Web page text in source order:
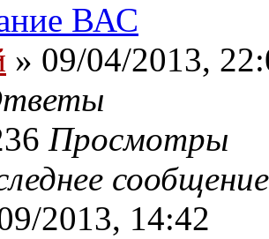
ВАС
» 09/04/2013,
Просмотры
2013, 14:42